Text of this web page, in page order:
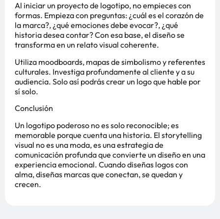
Al iniciar un proyecto de logotipo, no empieces con
formas. Empieza con preguntas: ¿cuál es el corazón de
la marca?, ¿qué emociones debe evocar?, ¿qué
historia desea contar? Con esa base, el diseño se
transforma en un relato visual coherente.
Utiliza moodboards, mapas de simbolismo y referentes
culturales. Investiga profundamente al cliente y a su
audiencia. Solo así podrás crear un logo que hable por
sí solo.
Conclusión
Un logotipo poderoso no es solo reconocible; es
memorable porque cuenta una historia. El storytelling
visual no es una moda, es una estrategia de
comunicación profunda que convierte un diseño en una
experiencia emocional. Cuando diseñas logos con
alma, diseñas marcas que conectan, se quedan y
crecen.